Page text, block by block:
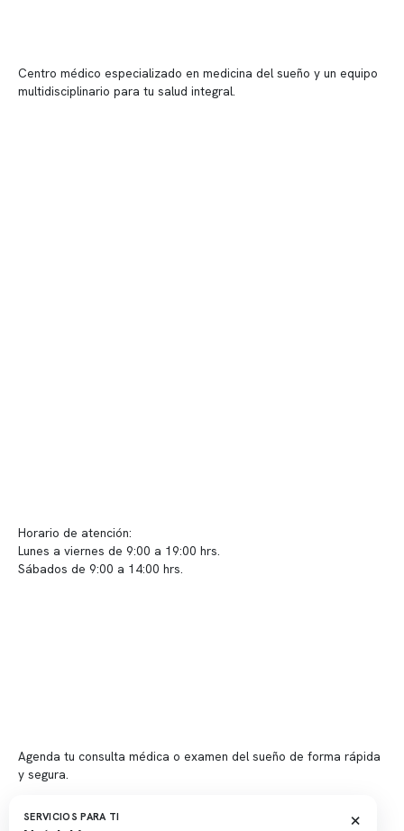
Centro médico especializado en medicina del sueño y un equipo
multidisciplinario para tu salud integral.
Horario de atención:
Lunes a viernes de 9:00 a 19:00 hrs.
Sábados de 9:00 a 14:00 hrs.
Agenda tu consulta médica o examen del sueño de forma rápida
y segura.
SERVICIOS PARA TI ×